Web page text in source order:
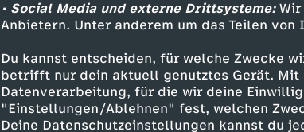
• Social Media und externe Drittsysteme:Wir
Anbietern. Unter anderem um das Teilen
Du kannst entscheiden, für welche Zwecke
betrifft nur dein aktuell genutztes Gerät. Mit
Datenverarbeitung, für die wir deine
"Einstellungen/Ablehnen" fest, welchen
Deine Datenschutzeinstellungen kannst du
Das, was nicht mehr als A-Ware
einem Hamburger Unternehmen,
sowie Retouren handelt. Die
Großabnehmer in Bukarest
Retouren gar nicht erst entstehen